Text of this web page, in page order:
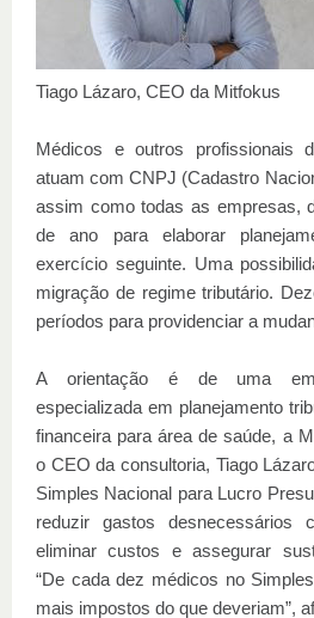
Tiago Lázaro, CEO da Mitfokus
Médicos e outros profissionais
atuam com CNPJ (Cadastro
assim como todas as empresas,
de ano para elaborar
exercício seguinte. Uma
migração de regime tributário.
períodos para providenciar a
A orientação é de uma
especializada em planejamento
financeira para área de saúde, a
o CEO da consultoria, Tiago
Simples Nacional para Lucro
reduzir gastos desnecessários
eliminar custos e assegurar
“De cada dez médicos no
mais impostos do que deveriam”,